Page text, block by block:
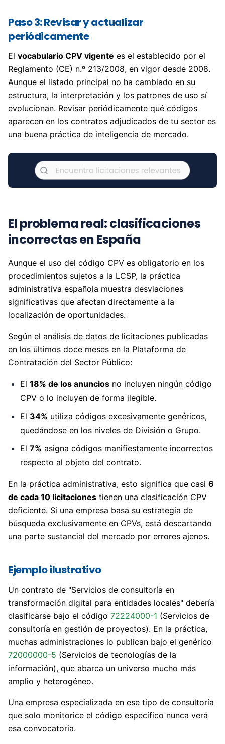
Paso 3: Revisar y actualizar
periódicamente
El vocabulario CPV vigente es el establecido por el
Reglamento (CE) n.º 213/2008, en vigor desde 2008.
Aunque el listado principal no ha cambiado en su
estructura, la interpretación y los patrones de uso sí
evolucionan. Revisar periódicamente qué códigos
aparecen en los contratos adjudicados de tu sector es
una buena práctica de inteligencia de mercado.
El problema real: clasificaciones
incorrectas en España
Aunque el uso del código CPV es obligatorio en los
procedimientos sujetos a la LCSP, la práctica
administrativa española muestra desviaciones
significativas que afectan directamente a la
localización de oportunidades.
Según el análisis de datos de licitaciones publicadas
en los últimos doce meses en la Plataforma de
Contratación del Sector Público:
El 18% de los anuncios no incluyen ningún código
CPV o lo incluyen de forma ilegible.
El 34% utiliza códigos excesivamente genéricos,
quedándose en los niveles de División o Grupo.
El 7% asigna códigos manifiestamente incorrectos
respecto al objeto del contrato.
En la práctica administrativa, esto significa que casi 6
de cada 10 licitaciones tienen una clasificación CPV
deficiente. Si una empresa basa su estrategia de
búsqueda exclusivamente en CPVs, está descartando
una parte sustancial del mercado por errores ajenos.
Ejemplo ilustrativo
Un contrato de "Servicios de consultoría en
transformación digital para entidades locales" debería
clasificarse bajo el código 72224000-1 (Servicios de
consultoría en gestión de proyectos). En la práctica,
muchas administraciones lo publican bajo el genérico
72000000-5 (Servicios de tecnologías de la
información), que abarca un universo mucho más
amplio y heterogéneo.
Una empresa especializada en ese tipo de consultoría
que solo monitorice el código específico nunca verá
esa convocatoria.